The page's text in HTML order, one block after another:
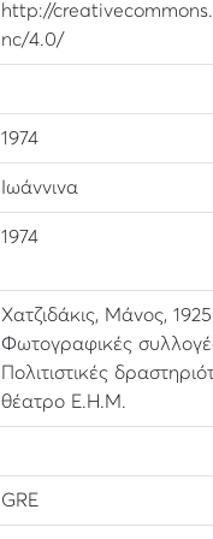
http://
nc/4.0/
1974
Ιωάννινα
1974
Χατζιδάκις, Μάνος,
Φωτογραφικές
Πολιτιστικές
θέατρο Ε.Η.Μ.
GRE